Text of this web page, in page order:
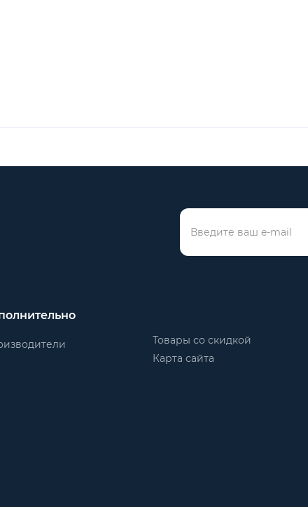
Товары со скидкой
Карта сайта